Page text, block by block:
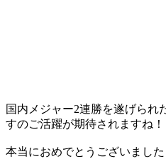
国内メジャー2連勝を遂げられ
すのご活躍が期待されますね！
本当におめでとうございました